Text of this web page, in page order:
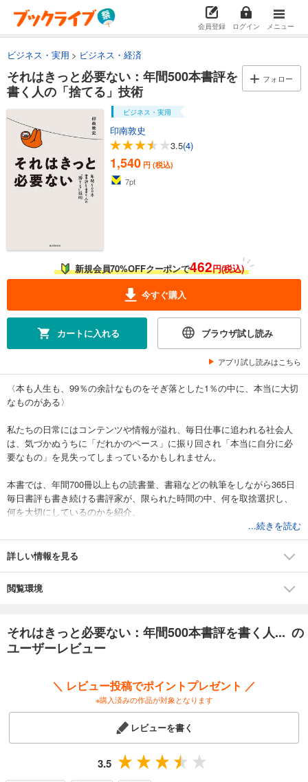
会員登録 ログイン メニュー
ビジネス・実用 ビジネス・経済
それはきっと必要ない：年間500本書評を
書く人の「捨てる」技術
フォロー
ビジネス・実用
印南敦史
3.5(4)
1,540 円 (税込)
7pt
新規会員70%OFFクーポンで462円(税込)
今すぐ購入
カートに入れる ブラウザ試し読み
アプリ試し読みはこちら
〈本も人生も、99％の余計なものをそぎ落とした1％の中に、本当に大切
なものがある〉
私たちの日常にはコンテンツや情報が溢れ、毎日仕事に追われる社会人
は、気づかぬうちに「だれかのペース」に振り回され「本当に自分に必
要なもの」を見失ってしまっているかもしれません。
本書では、年間700冊以上もの読書量、書籍などの執筆をしながら365日
毎日書評も書き続ける書評家が、限られた時間の中、何を取捨選択し、
何を大切にしているのかを紹介。
仕事、コミュニケーション、情報、生活習慣からモノへの考え方まで、
それぞれとの「うまいつきあい方」をレクチャーしていきます。
間がなかなかとれない」といった悩みを抱える現代人に役立つ、膨大な
仕事量をこなし続ける書評家が実践する取捨選択の方法を紹介します。
...続きを読む
詳しい情報を見る
閲覧環境
それはきっと必要ない：年間500本書評を書く人... の
ユーザーレビュー
＼ レビュー投稿でポイントプレゼント ／
※購入済みの作品が対象となります
レビューを書く
3.5